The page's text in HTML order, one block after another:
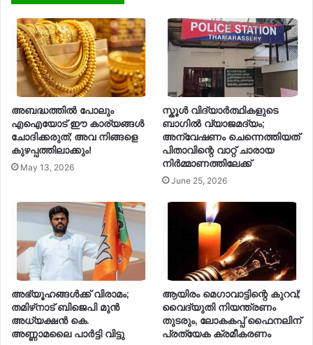
അബദ്ധത്തിൽ പോലും
എഐയോട് ഈ കാര്യങ്ങൾ
ചോദിക്കരുത്; അവ നിങ്ങളെ
കുഴപ്പത്തിലാക്കും!
May 13, 2026
സ്കൂൾ വിദ്യാർത്ഥികളുടെ
ബാഗിൽ വ്യാജമദ്യം;
അന്വേഷണം ചെന്നെത്തിയത്
പിതാവിന്റെ വാറ്റ് ചാരായ
നിർമ്മാണത്തിലേക്ക്
June 25, 2026
അഭ്യൂഹങ്ങൾക്ക് വിരാമം;
തമിഴ്‌നാട് ബിജെപി മുൻ
അധ്യക്ഷൻ കെ.
അണ്ണാമലൈ പാര്‍ട്ടി വിട്ടു
ആയിരം മെഗാവാട്ടിന്റെ കുറവ്;
വൈദ്യുതി നിയന്ത്രണം
തുടരും, ലോകകപ്പ് ഫൈനലിന്
പ്രത്യേക ക്രമീകരണം